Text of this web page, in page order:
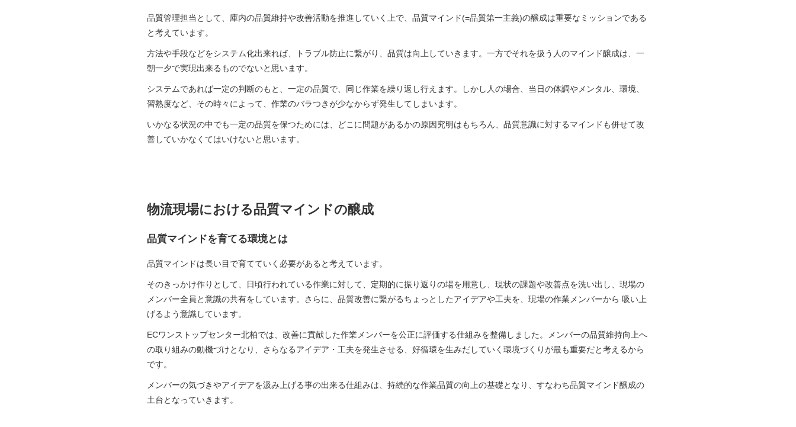
品質管理担当として、庫内の品質維持や改善活動を推進していく上で、品質マインド(=品質第一主義)の醸成は重要なミッションである
と考えています。
方法や手段などをシステム化出来れば、トラブル防止に繋がり、品質は向上していきます。一方でそれを扱う人のマインド醸成は、一
朝一夕で実現出来るものでないと思います。
システムであれば一定の判断のもと、一定の品質で、同じ作業を繰り返し行えます。しかし人の場合、当日の体調やメンタル、環境、
習熟度など、その時々によって、作業のバラつきが少なからず発生してしまいます。
いかなる状況の中でも一定の品質を保つためには、どこに問題があるかの原因究明はもちろん、品質意識に対するマインドも併せて改
善していかなくてはいけないと思います。
物流現場における品質マインドの醸成
​​​​​​品質マインドを育てる環境とは
品質マインドは長い目で育てていく必要があると考えています。
そのきっかけ作りとして、日頃行われている作業に対して、定期的に振り返りの場を用意し、現状の課題や改善点を洗い出し、現場の
メンバー全員と意識の共有をしています。さらに、品質改善に繋がるちょっとしたアイデアや工夫を、現場の作業メンバーから 吸い上
げるよう意識しています。
ECワンストップセンター北柏では、改善に貢献した作業メンバーを公正に評価する仕組みを整備しました。メンバーの品質維持向上へ
の取り組みの動機づけとなり、さらなるアイデア・工夫を発生させる、好循環を生みだしていく環境づくりが最も重要だと考えるから
です。
メンバーの気づきやアイデアを汲み上げる事の出来る仕組みは、持続的な作業品質の向上の基礎となり、すなわち品質マインド醸成の
土台となっていきます。